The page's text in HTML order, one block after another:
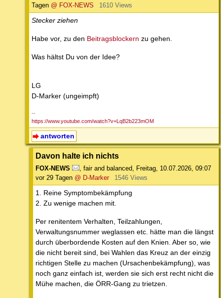
Tagen @ FOX-NEWS 1610 Views
Stecker ziehen
Habe vor, zu den Beitragsblockern zu gehen.
Was hältst Du von der Idee?
LG
D-Marker (ungeimpft)
--
https://www.youtube.com/watch?v=LqB2b223mOM
antworten
Davon halte ich nichts
FOX-NEWS fair and balanced Freitag, 10.07.2026, 09:07
vor 29 Tagen @ D-Marker 1546 Views
1. Reine Symptombekämpfung
2. Zu wenige machen mit.
Per renitentem Verhalten, Teilzahlungen,
Verwaltungsnummer weglassen etc. hätte man die längst
durch überbordende Kosten auf den Knien. Aber so, wie
die nicht bereit sind, bei Wahlen das Kreuz an der einzig
richtigen Stelle zu machen (Ursachenbekämpfung), was
noch ganz einfach ist, werden sie sich erst recht nicht die
Mühe machen, die ÖRR-Gang zu trietzen.